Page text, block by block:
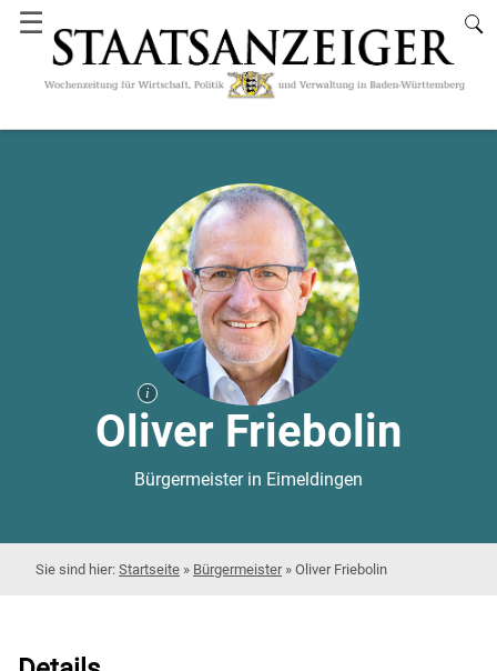
☰
Oliver Friebolin
Bürgermeister in Eimeldingen
Startseite » Bürgermeister» Oliver Friebolin